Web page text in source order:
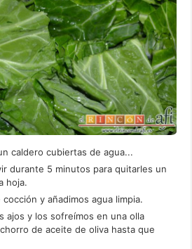
caldero cubiertas de agua...
durante 5 minutos para quitarles un
hoja.
y añadimos agua limpia.
ajos y los sofreímos en una olla
de aceite de oliva hasta que